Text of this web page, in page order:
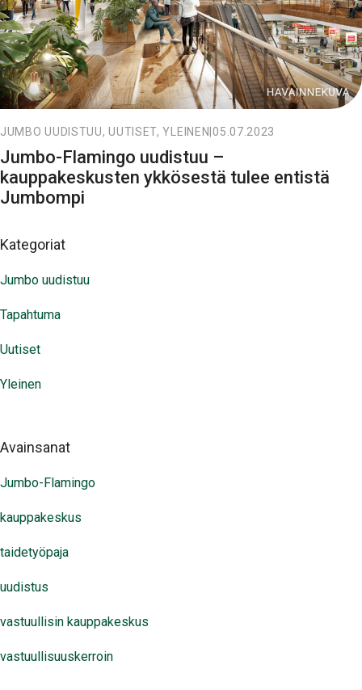
JUMBO UUDISTUU, UUTISET, YLEINEN |05.07.2023
Jumbo-Flamingo uudistuu –
kauppakeskusten ykkösestä tulee entistä
Jumbompi
Kategoriat
Jumbo uudistuu
Tapahtuma
Uutiset
Yleinen
Avainsanat
Jumbo-Flamingo
kauppakeskus
taidetyöpaja
uudistus
vastuullisin kauppakeskus
vastuullisuuskerroin